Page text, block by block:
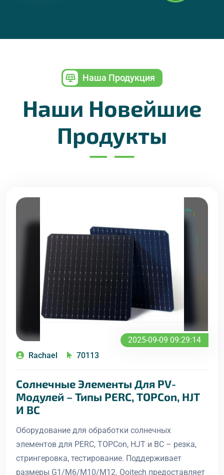
Наша Продукция
Наши Новейшие
Продукты
2025-09-09 09:29:14
Rachael
70113
Солнечные Элементы Для PV-
Модулей – Типы PERC, TOPCon, HJT
И BC
Оборудование для обработки солнечных
элементов для PERC, TOPCon, HJT и BC – резка,
стрингеровка, тестирование. Поддерживает
размеры G1/M6/M10/M12. Ooitech предоставляет